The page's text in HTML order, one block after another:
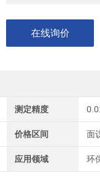
在线询价
测定精度
价格区间 面
应用领域 环